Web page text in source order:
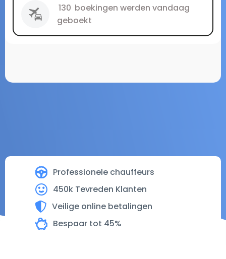
Professionele chauffeurs
450k Tevreden Klanten
Veilige online betalingen
Bespaar tot 45%
130 boekingen werden vandaag
geboekt